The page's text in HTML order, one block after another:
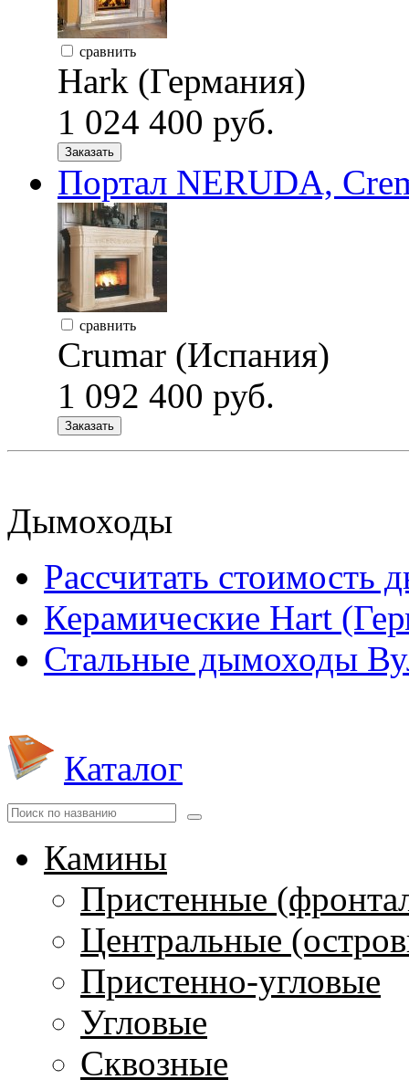
сравнить
Hark (Германия)
1 024 400 руб.
Заказать
Портал NERUDA,
сравнить
Crumar (Испания)
1 092 400 руб.
Заказать
Дымоходы
Рассчитать стоимость
Керамические Hart
Стальные дымоходы
Каталог
Камины
Пристенные
Центральные
Пристенно-угловые
Угловые
Сквозные